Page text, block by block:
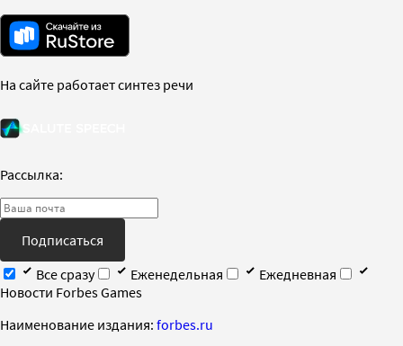
На сайте работает синтез речи
Рассылка:
Подписаться
Все сразу
Еженедельная
Ежедневная
Новости Forbes Games
Наименование издания: forbes.ru